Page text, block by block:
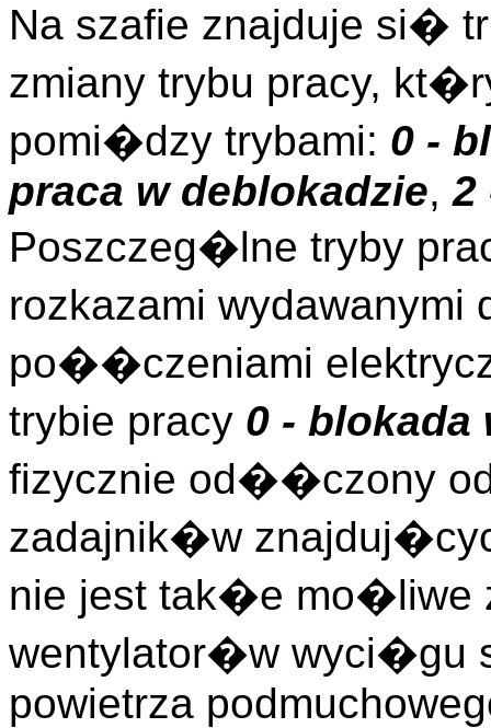
Na szafie znajduje si�
zmiany trybu pracy,
pomi�dzy trybami: 0 -
praca w deblokadzie,2
Poszczeg�lne tryby
rozkazami
po��czeniami
trybie pracy 0 -
fizycznie od��czony
zadajnik�w
nie jest tak�e
wentylator�w wyci�gu
powietrza